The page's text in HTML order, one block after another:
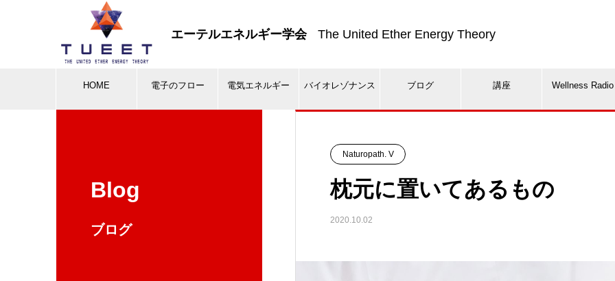
エーテルエネルギー学会 The United Ether Energy Theory
HOME 電子のフロー 電気エネルギー バイオレゾナンス ブログ 講座 Wellness Radio
Blog
ブログ
Naturopath. V
枕元に置いてあるもの
2020.10.02